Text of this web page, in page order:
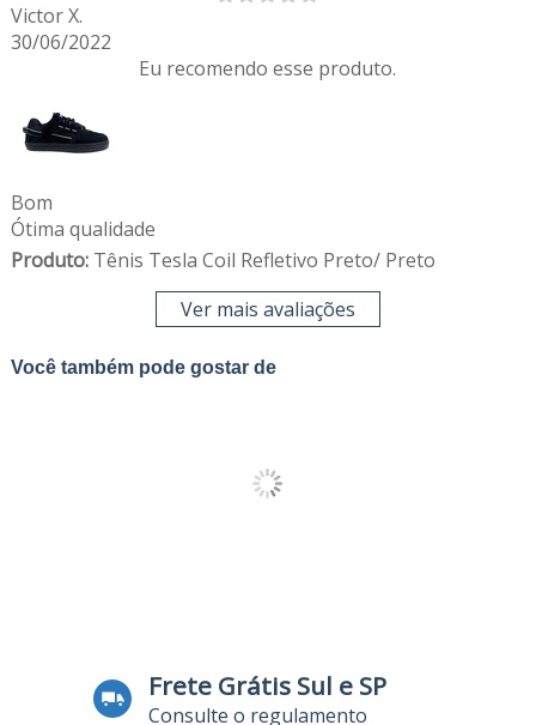
Victor X.
30/06/2022
Eu recomendo esse produto.
Bom
Ótima qualidade
Produto:Tênis Tesla Coil Refletivo Preto/ Preto
Ver mais avaliações
Você também pode gostar de
Frete Grátis Sul e SP
Consulte o regulamento